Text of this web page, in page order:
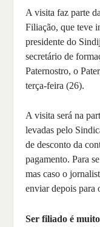
A visita faz parte
Filiação, que teve
presidente do
secretário de
Paternostro, o
terça-feira (26).
A visita será na
levadas pelo
de desconto da
pagamento. Para
mas caso o
enviar depois para
Ser filiado é